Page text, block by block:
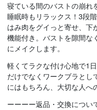
寝ている間のバストの崩れ
睡眠時もリラックス！3段
はみ肉をグイっと寄せ、下
機能付き。バストを隙間な
にメイクします。
軽くてラクな付け心地で1
だけでなくワークブラとし
にはもちろん、大切な人へ
ーーーー返品・交換につい